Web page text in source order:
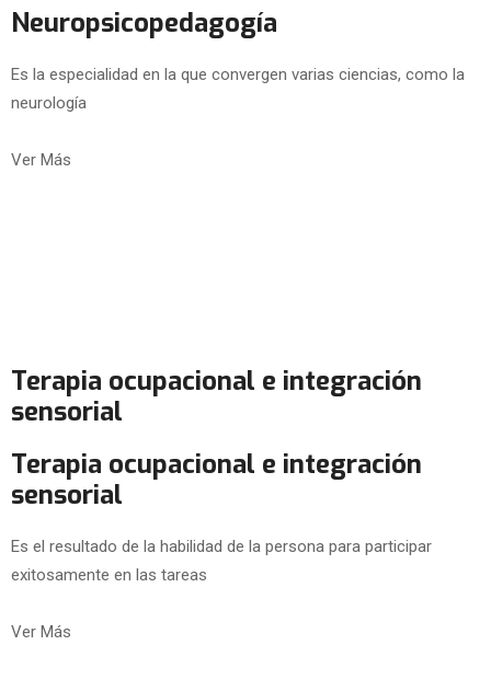
Neuropsicopedagogía
Es la especialidad en la que convergen varias ciencias, como la
neurología
Ver Más
Terapia ocupacional e integración
sensorial
Terapia ocupacional e integración
sensorial
Es el resultado de la habilidad de la persona para participar
exitosamente en las tareas
Ver Más